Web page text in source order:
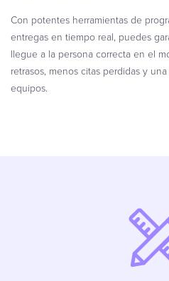
Con potentes herramientas de
entregas en tiempo real, puedes
llegue a la persona correcta en el
retrasos, menos citas perdidas y
equipos.